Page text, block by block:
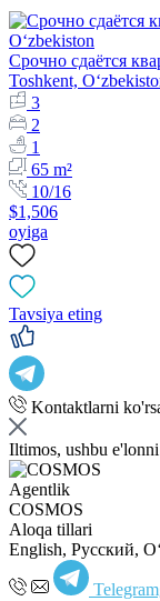
Срочно сдаётся
Toshkent,
3
2
1
65 m²
10/16
$1,506
oyiga
Tavsiya eting
Kontaktlarni
Iltimos, ushbu
Agentlik
COSMOS
Aloqa tillari
English, Русский,